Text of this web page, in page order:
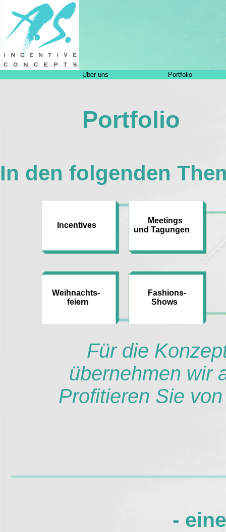
Über uns Portfolio
Portfolio
In den folgenden
Incentives
Meetings
und Tagungen
Weihnachts-
feiern
Fashions-
Shows
Für die
übernehmen wir
Profitieren Sie
-